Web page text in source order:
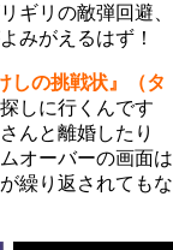
ギリの敵弾回避、
みがえるはず！
しの挑戦状』（タ
しに行くんです
んと離婚したり
オーバーの画面は
繰り返されてもな